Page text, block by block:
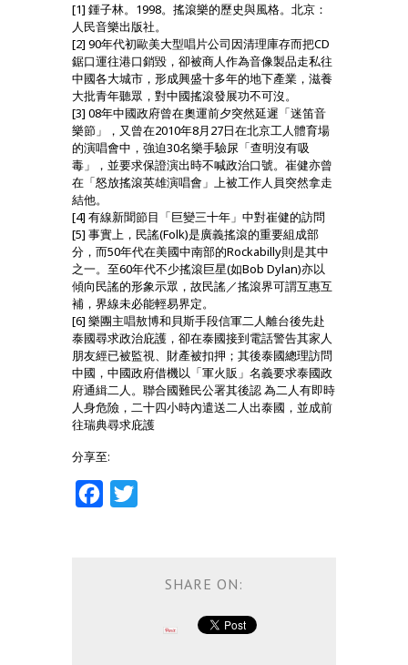
[1] 鍾子林。1998。搖滾樂的歷史與風格。北京：
人民音樂出版社。
[2] 90年代初歐美大型唱片公司因清理庫存而把CD
鋸口運往港口銷毀，卻被商人作為音像製品走私往
中國各大城市，形成興盛十多年的地下產業，滋養
大批青年聽眾，對中國搖滾發展功不可沒。
[3] 08年中國政府曾在奧運前夕突然延遲「迷笛音
樂節」，又曾在2010年8月27日在北京工人體育場
的演唱會中，強迫30名樂手驗尿「查明沒有吸
毒」，並要求保證演出時不喊政治口號。崔健亦曾
在「怒放搖滾英雄演唱會」上被工作人員突然拿走
結他。
[4] 有線新聞節目「巨變三十年」中對崔健的訪問
[5] 事實上，民謠(Folk)是廣義搖滾的重要組成部
分，而50年代在美國中南部的Rockabilly則是其中
之一。至60年代不少搖滾巨星(如Bob Dylan)亦以
傾向民謠的形象示眾，故民謠／搖滾界可謂互惠互
補，界線未必能輕易界定。
[6] 樂團主唱敖博和貝斯手段信軍二人離台後先赴
泰國尋求政治庇護，卻在泰國接到電話警告其家人
朋友經已被監視、財產被扣押；其後泰國總理訪問
中國，中國政府借機以「軍火販」名義要求泰國政
府通緝二人。聯合國難民公署其後認 為二人有即時
人身危險，二十四小時內遣送二人出泰國，並成前
往瑞典尋求庇護
分享至:
Facebook
SHARE ON: